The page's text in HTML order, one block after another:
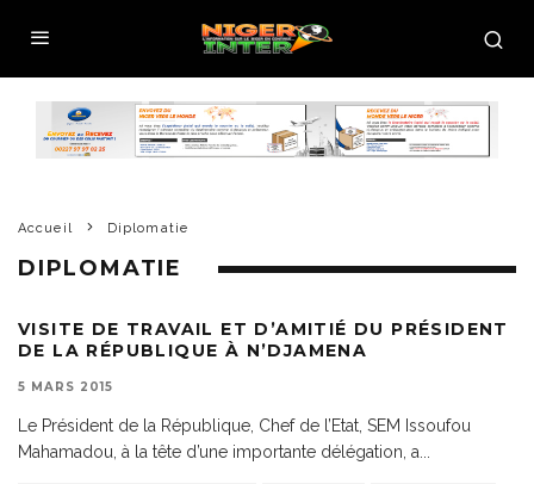
Accueil Diplomatie
DIPLOMATIE
VISITE DE TRAVAIL ET D’AMITIÉ DU PRÉSIDENT
DE LA RÉPUBLIQUE À N’DJAMENA
5 MARS 2015
Le Président de la République, Chef de l’Etat, SEM Issoufou
Mahamadou, à la tête d’une importante délégation, a